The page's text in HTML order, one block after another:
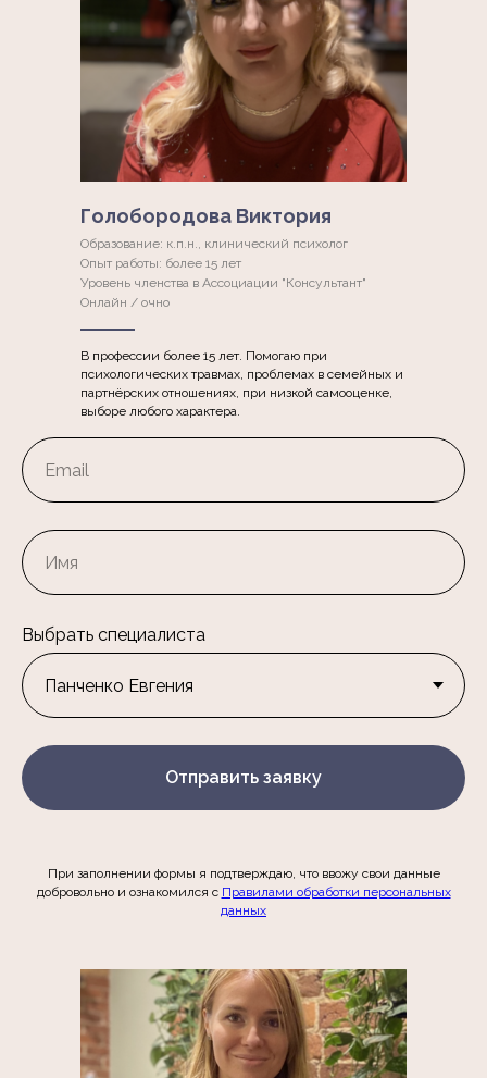
Голобородова Виктория
Образование: к.п.н., клинический психолог
Опыт работы: более 15 лет
Уровень членства в Ассоциации "Консультант"
Онлайн / очно
В профессии более 15 лет. Помогаю при
психологических травмах, проблемах в семейных и
партнёрских отношениях, при низкой самооценке,
выборе любого характера.
Выбрать специалиста
Отправить заявку
При заполнении формы я подтверждаю, что ввожу свои данные
добровольно и ознакомился c Правилами обработки персональных
данных